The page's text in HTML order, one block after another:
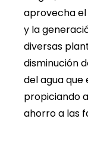
aprovecha
y la
diversas
disminución
del agua que
propiciando
ahorro a las